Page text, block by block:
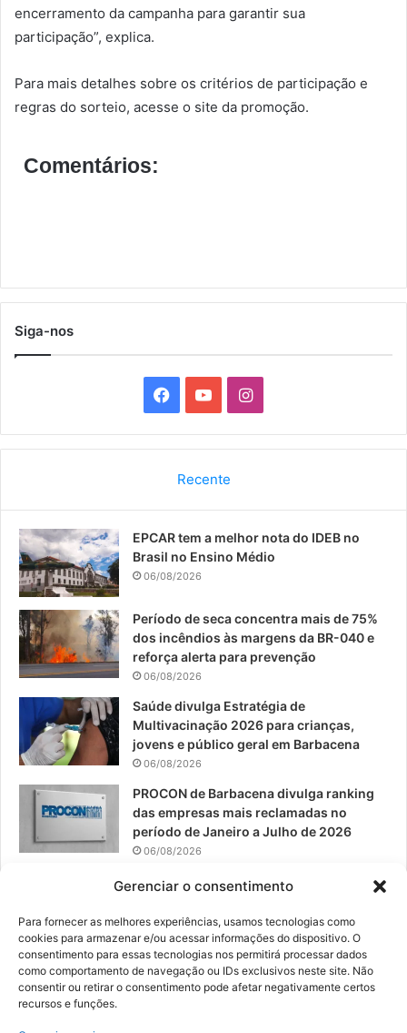
Gerenciar o consentimento
Para fornecer as melhores experiências, usamos tecnologias como
cookies para armazenar e/ou acessar informações do dispositivo. O
consentimento para essas tecnologias nos permitirá processar dados
como comportamento de navegação ou IDs exclusivos neste site. Não
consentir ou retirar o consentimento pode afetar negativamente certos
recursos e funções.
encerramento da campanha para garantir sua
participação”, explica.
Para mais detalhes sobre os critérios de participação e
regras do sorteio, acesse o site da promoção.
Comentários:
Siga-nos
a
b
o
o
o
u
e
I
n
a
r
Recente
EPCAR tem a melhor nota do IDEB no
Brasil no Ensino Médio
06/08/2026
Período de seca concentra mais de 75%
dos incêndios às margens da BR-040 e
reforça alerta para prevenção
06/08/2026
Saúde divulga Estratégia de
Multivacinação 2026 para crianças,
jovens e público geral em Barbacena
06/08/2026
PROCON de Barbacena divulga ranking
das empresas mais reclamadas no
período de Janeiro a Julho de 2026
06/08/2026
Prefeitura convoca organizações de
Resíduos Sólidos
05/08/2026